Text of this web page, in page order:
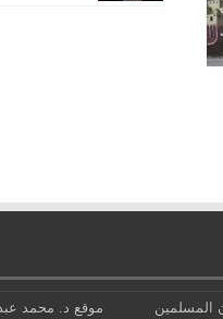
المسلمين موقع د. محمد